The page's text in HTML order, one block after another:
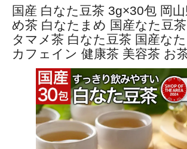
国産 白なた豆茶 3g×30包 岡
め茶 白なたまめ 国産なた豆
タマメ茶 白なた豆茶 国産な
カフェイン 健康茶 美容茶 お